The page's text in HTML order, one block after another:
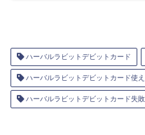
ハーバルラビットデビットカード
ハーバルラビットデビットカード使
ハーバルラビットデビットカード失敗